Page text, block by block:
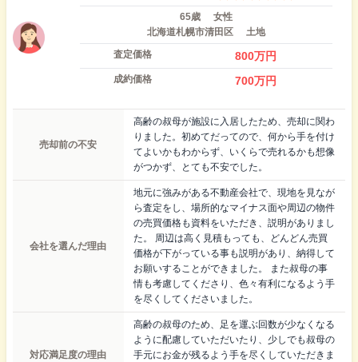
65歳
女性
北海道札幌市清田区
土地
査定価格
800万円
成約価格 700万円
売却前の不安
高齢の叔母が施設に入居したため、売却に関わ
りました。初めてだってので、何から手を付け
てよいかもわからず、いくらで売れるかも想像
がつかず、とても不安でした。
会社を選んだ理由
地元に強みがある不動産会社で、現地を見なが
ら査定をし、場所的なマイナス面や周辺の物件
の売買価格も資料をいただき、説明がありまし
た。 周辺は高く見積もっても、どんどん売買
価格が下がっている事も説明があり、納得して
お願いすることができました。 また叔母の事
情も考慮してくださり、色々有利になるよう手
を尽くしてくださいました。
対応満足度の理由
高齢の叔母のため、足を運ぶ回数が少なくなる
ように配慮していただいたり、少しでも叔母の
手元にお金が残るよう手を尽くしていただきま